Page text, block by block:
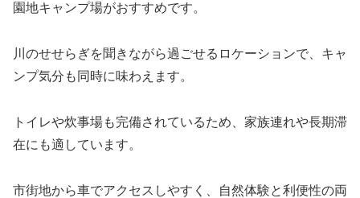
園地キャンプ場がおすすめです。
川のせせらぎを聞きながら過ごせるロケーションで、キャ
ンプ気分も同時に味わえます。
トイレや炊事場も完備されているため、家族連れや長期滞
在にも適しています。
市街地から車でアクセスしやすく、自然体験と利便性の両